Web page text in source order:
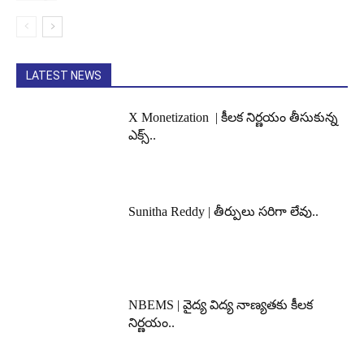
LATEST NEWS
X Monetization | కీలక నిర్ణయం తీసుకున్న
ఎక్స్..
Sunitha Reddy | తీర్పులు సరిగా లేవు..
NBEMS | వైద్య విద్య నాణ్యతకు కీలక
నిర్ణయం..